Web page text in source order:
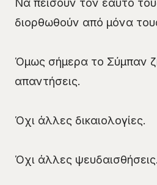
Να πείσουν τον εαυτό
διορθωθούν από μόνα
Όμως σήμερα το Σύμπαν
απαντήσεις.
Όχι άλλες δικαιολογίες.
Όχι άλλες ψευδαισθήσεις.